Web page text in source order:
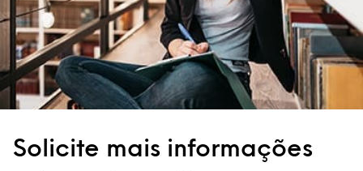
Solicite mais informações